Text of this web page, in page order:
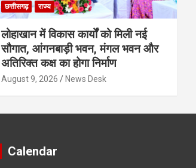
छत्तीसगढ़ राज्य
लोहाखान में विकास कार्यों को मिली नई
सौगात, आंगनबाड़ी भवन, मंगल भवन और
अतिरिक्त कक्ष का होगा निर्माण
August 9, 2026 News Desk
Calendar